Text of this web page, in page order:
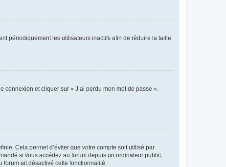
périodiquement les utilisateurs inactifs afin de réduire la taille
et cliquer sur « J’ai perdu mon mot de passe ».
Cela permet d’éviter que votre compte soit utilisé par
si vous accédez au forum depuis un ordinateur public,
ait désactivé cette fonctionnalité.